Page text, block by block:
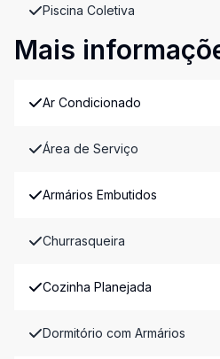
Piscina Coletiva
Mais
Ar Condicionado
Área de Serviço
Armários Embutidos
Churrasqueira
Cozinha Planejada
Dormitório com Armários